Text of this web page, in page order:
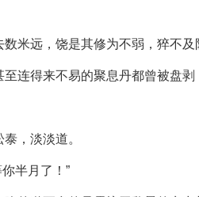
米远，饶是其修为不弱，猝不
连得来不易的聚息丹都曾被盘剥
，淡淡道。
半月了！”